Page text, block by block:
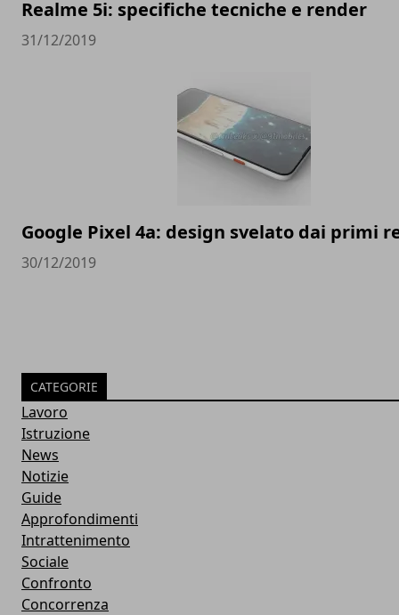
Realme 5i: specifiche tecniche e render
31/12/2019
Google Pixel 4a: design svelato dai primi
30/12/2019
CATEGORIE
Lavoro
Istruzione
News
Notizie
Guide
Approfondimenti
Intrattenimento
Sociale
Confronto
Concorrenza